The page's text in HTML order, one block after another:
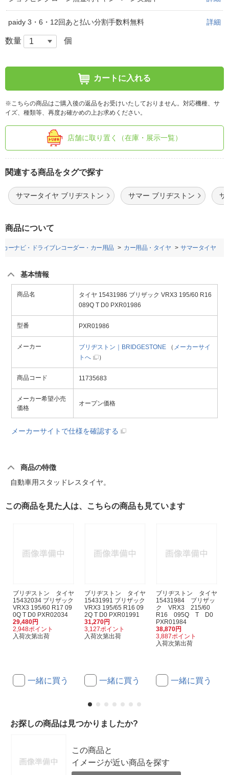
paidy 3・6・12回あと払い分割手数料無料 詳細
数量 個
カートに入れる
※こちらの商品はご購入後の返品をお受けいたしておりません。対応機種、サ
イズ、種類等、再度お確かめの上お求めください。
店舗に取り置く（在庫・展示一覧）
関連する商品をタグで探す
サマータイヤ ブリヂストン サマー ブリヂストン サ
商品について
カーナビ・ドライブレコーダー・カー用品 カー用品・タイヤ サマータイヤ
基本情報
商品名
タイヤ 15431986 ブリザック VRX3 195/60 R16
089Q T D0 PXR01986
型番 PXR01986
メーカー ブリヂストン｜BRIDGESTONE （ メーカーサイ
トへ
）
商品コード 11735683
メーカー希望小売
価格
オープン価格
メーカーサイトで仕様を確認する
商品の特徴
自動車用スタッドレスタイヤ。
この商品を見た人は、こちらの商品も見ています
ブリヂストン タイヤ
15432034 ブリザック
VRX3 195/60 R17 09
0Q T D0 PXR02034
29,480円
2,948ポイント
入荷次第出荷
一緒に買う
ブリヂストン タイヤ
15431991 ブリザック
VRX3 195/65 R16 09
2Q T D0 PXR01991
31,270円
3,127ポイント
入荷次第出荷
一緒に買う
ブリヂストン タイヤ
15431984 ブリザッ
ク VRX3 215/60
R16 095Q T D0
PXR01984
38,870円
3,887ポイント
入荷次第出荷
一緒に買う
お探しの商品は見つかりましたか?
この商品と
イメージが近い商品を探す